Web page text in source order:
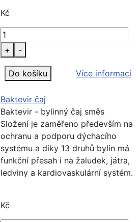
Kč
+ -
Do košíku Více informací
Baktevir čaj
Baktevir - bylinný čaj směs
Složení je zaměřeno především na
ochranu a podporu dýchacího
systému a díky 13 druhů bylin má
funkční přesah i na žaludek, játra,
ledviny a kardiovaskulární systém.
Kč